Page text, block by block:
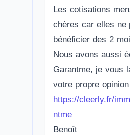
Les cotisations
chères car elles ne
bénéficier des 2
Nous avons aussi
Garantme, je vous
votre propre
https://cleerly.fr/
ntme
Benoît